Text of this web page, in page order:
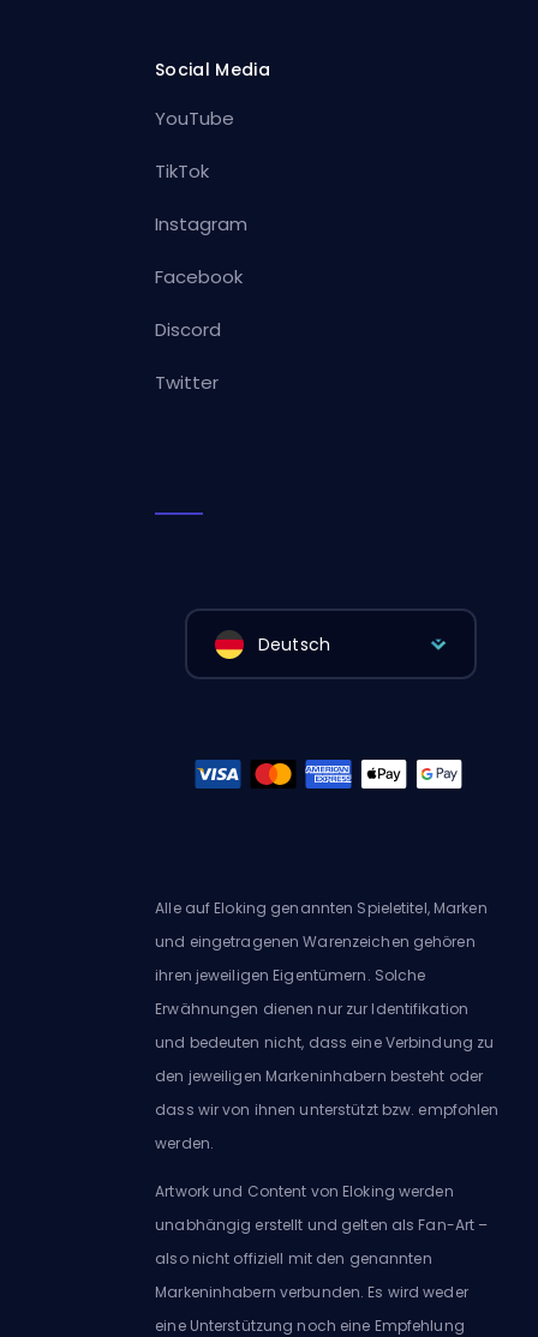
Social Media
YouTube
TikTok
Instagram
Facebook
Discord
Twitter
Deutsch
Alle auf Eloking genannten Spieletitel, Marken
und eingetragenen Warenzeichen gehören
ihren jeweiligen Eigentümern. Solche
Erwähnungen dienen nur zur Identifikation
und bedeuten nicht, dass eine Verbindung zu
den jeweiligen Markeninhabern besteht oder
dass wir von ihnen unterstützt bzw. empfohlen
werden.
Artwork und Content von Eloking werden
unabhängig erstellt und gelten als Fan-Art –
also nicht offiziell mit den genannten
Markeninhabern verbunden. Es wird weder
eine Unterstützung noch eine Empfehlung